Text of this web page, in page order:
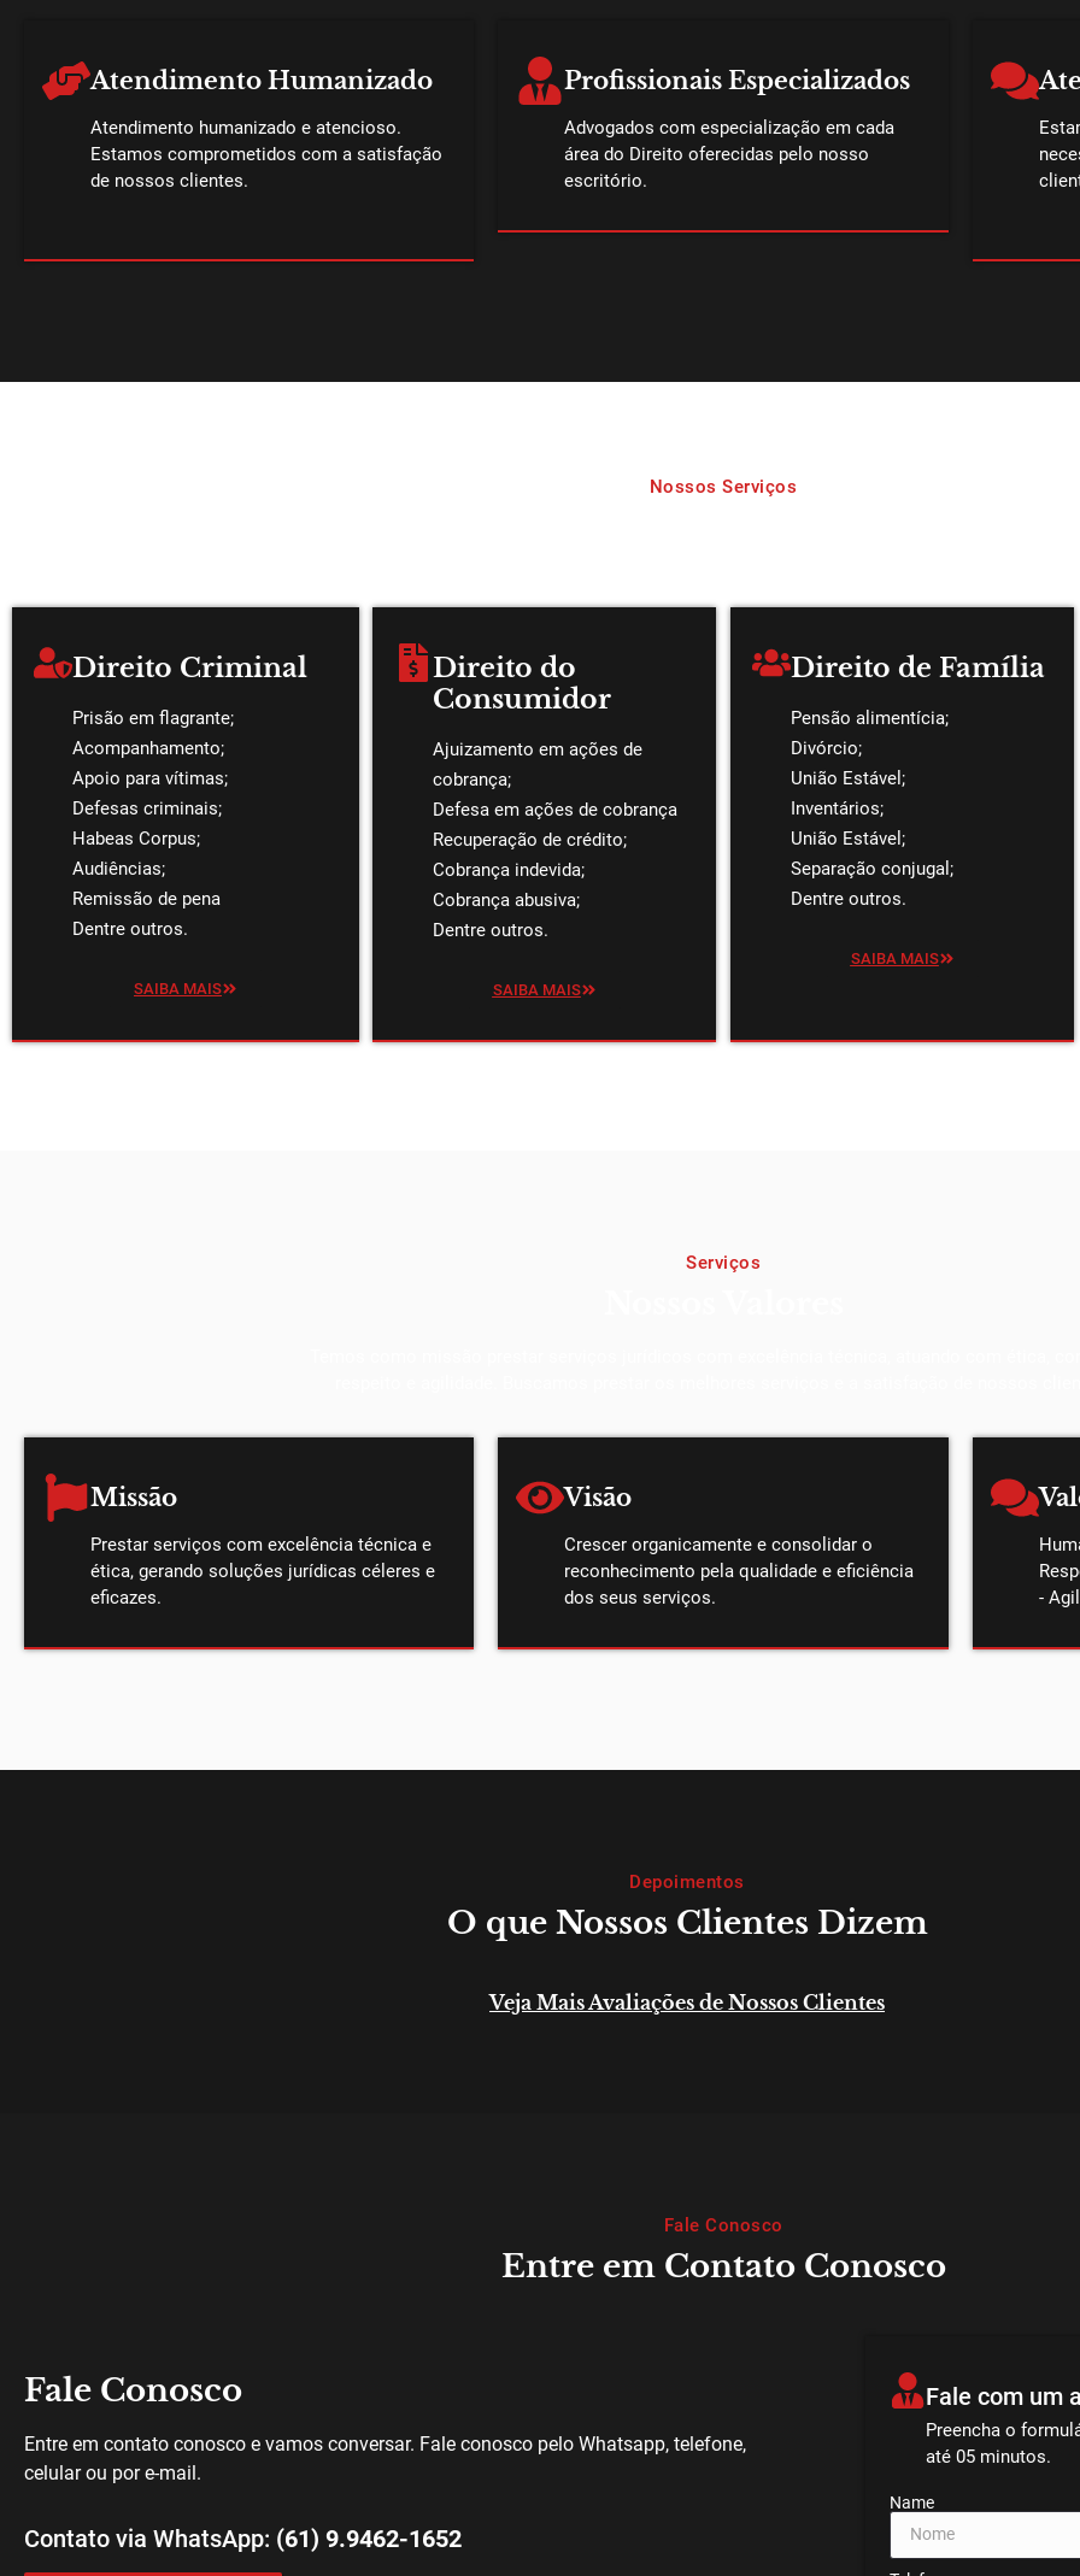
Atendimento Humanizado
Atendimento humanizado e atencioso.
Estamos comprometidos com a satisfação
de nossos clientes.
Profissionais Especializados
Advogados com especialização em cada
área do Direito oferecidas pelo nosso
escritório.
Nossos Serviços
Direito Criminal
Prisão em flagrante;
Acompanhamento;
Apoio para vítimas;
Defesas criminais;
Habeas Corpus;
Audiências;
Remissão de pena
Dentre outros.
SAIBA MAIS
Direito do
Consumidor
Ajuizamento em ações de
cobrança;
Defesa em ações de cobrança
Recuperação de crédito;
Cobrança indevida;
Cobrança abusiva;
Dentre outros.
SAIBA MAIS
Direito de Família
Pensão alimentícia;
Divórcio;
União Estável;
Inventários;
União Estável;
Separação conjugal;
Dentre outros.
SAIBA MAIS
Serviços
Missão
Prestar serviços com excelência técnica e
ética, gerando soluções jurídicas céleres e
eficazes.
Visão
Crescer organicamente e consolidar o
reconhecimento pela qualidade e eficiência
dos seus serviços.
-
Depoimentos
O que Nossos Clientes Dizem
Veja Mais Avaliações de Nossos Clientes
Fale Conosco
Entre em Contato Conosco
Fale Conosco
Entre em contato conosco e vamos conversar. Fale conosco pelo Whatsapp, telefone,
celular ou por e-mail.
Contato via WhatsApp: (61) 9.9462-1652
Fale com um
Preencha o
até 05 minutos.
Name